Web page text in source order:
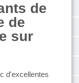
de
de
sur
d'excellentes